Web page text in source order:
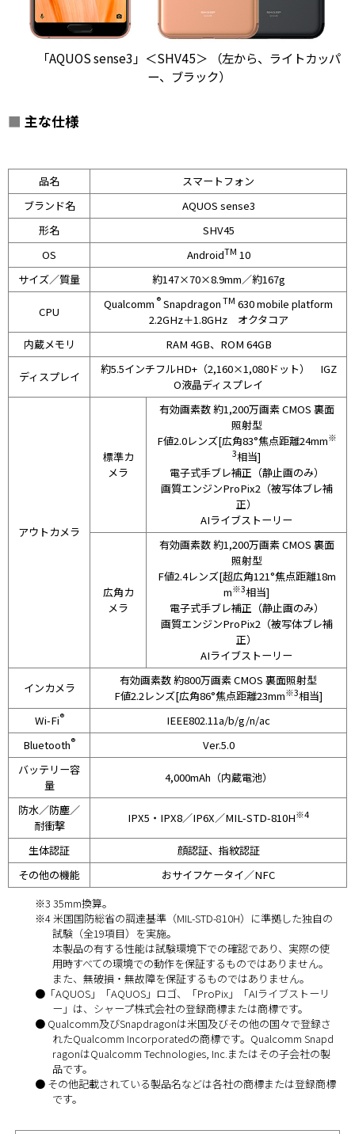
「AQUOS sense3」＜SHV45＞ （左から、ライトカッパ
ー、ブラック）
■ 主な仕様
品名
スマートフォン
ブランド名
AQUOS sense3
形名
SHV45
OS
AndroidTM 10
サイズ／質量
約147×70×8.9mm／約167g
CPU
Qualcomm ®SnapdragonTM 630 mobile platform
2.2GHz＋1.8GHz オクタコア
内蔵メモリ
RAM 4GB、ROM 64GB
ディスプレイ
約5.5インチフルHD+（2,160×1,080ドット） IGZ
O液晶ディスプレイ
アウトカメラ
標準カ
メラ
有効画素数 約1,200万画素 CMOS 裏面
照射型
F値2.0レンズ[広角83°焦点距離24mm※
3相当]
電子式手ブレ補正（静止画のみ）
画質エンジンProPix2（被写体ブレ補
正）
AIライブストーリー
広角カ
メラ
有効画素数 約1,200万画素 CMOS 裏面
照射型
F値2.4レンズ[超広角121°焦点距離18m
m※3相当]
電子式手ブレ補正（静止画のみ）
画質エンジンProPix2（被写体ブレ補
正）
AIライブストーリー
インカメラ
有効画素数 約800万画素 CMOS 裏面照射型
F値2.2レンズ[広角86°焦点距離23mm※3相当]
Wi-Fi®
IEEE802.11a/b/g/n/ac
Bluetooth®
Ver.5.0
バッテリー容
量
4,000mAh（内蔵電池）
防水／防塵／
耐衝撃
IPX5・IPX8／IP6X／MIL-STD-810H※4
生体認証
顔認証、指紋認証
その他の機能
おサイフケータイ／NFC
※3 35mm換算。
※4 米国国防総省の調達基準（MIL-STD-810H）に準拠した独自の
試験（全19項目）を実施。
本製品の有する性能は試験環境下での確認であり、実際の使
用時すべての環境での動作を保証するものではありません。
また、無破損・無故障を保証するものではありません。
●「AQUOS」「AQUOS」ロゴ、「ProPix」「AIライブストーリ
ー」は、シャープ株式会社の登録商標または商標です。
● Qualcomm及びSnapdragonは米国及びその他の国々で登録さ
れたQualcomm Incorporatedの商標です。Qualcomm Snapd
ragonはQualcomm Technologies, Inc.またはその子会社の製
品です。
● その他記載されている製品名などは各社の商標または登録商標
です。